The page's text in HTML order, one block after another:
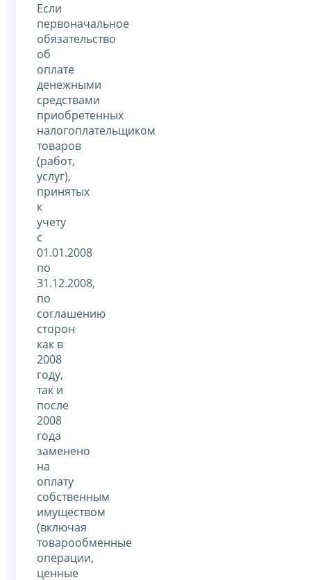
Если
первоначальное
обязательство
об
оплате
денежными
средствами
приобретенных
налогоплательщиком
товаров
(работ,
услуг),
принятых
к
учету
с
01.01.2008
по
31.12.2008,
по
соглашению
сторон
как в
2008
году,
так и
после
2008
года
заменено
на
оплату
собственным
имуществом
(включая
товарообменные
операции,
ценные